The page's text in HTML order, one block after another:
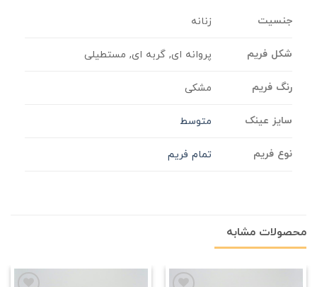
جنسیت زنانه
شکل فریم پروانه ای, گربه ای, مستطیلی
رنگ فریم مشکی
سایز عینک متوسط
نوع فریم تمام فریم
محصولات مشابه